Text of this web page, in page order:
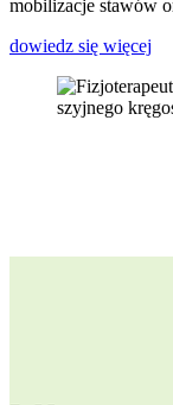
mobilizacje stawów
dowiedz się więcej